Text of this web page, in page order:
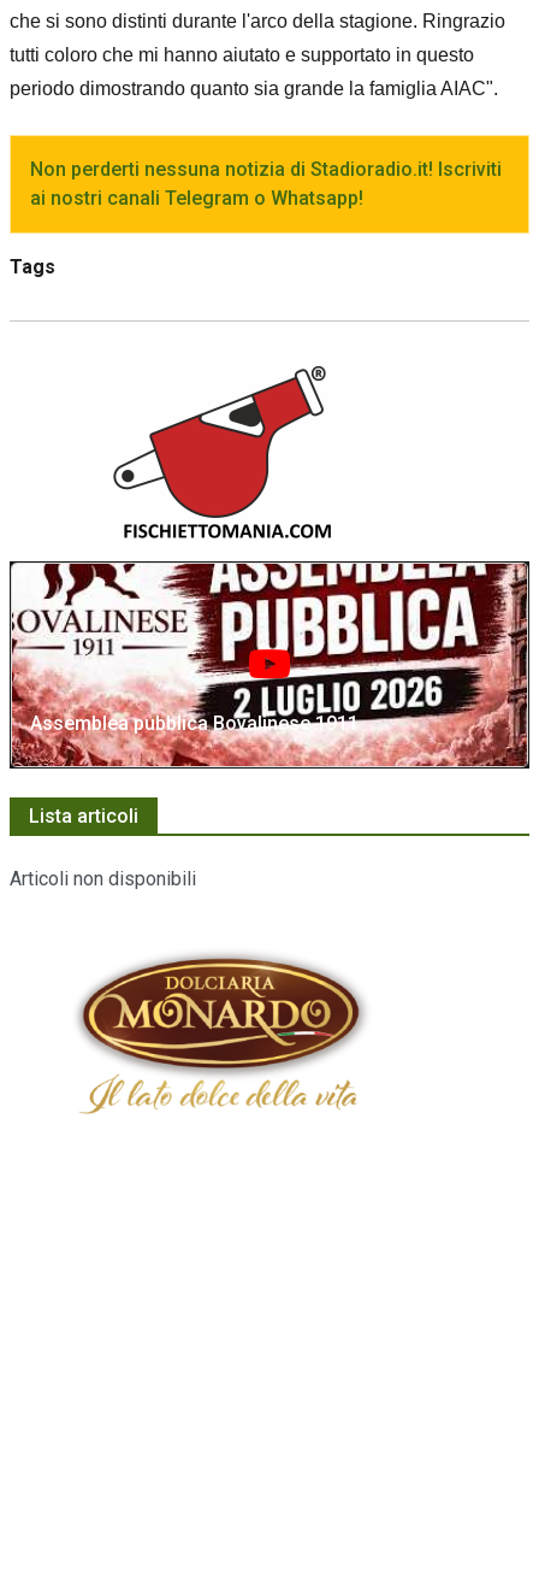
che si sono distinti durante l'arco della stagione. Ringrazio
tutti coloro che mi hanno aiutato e supportato in questo
periodo dimostrando quanto sia grande la famiglia AIAC".
Non perderti nessuna notizia di Stadioradio.it! Iscriviti
ai nostri canali Telegram o Whatsapp!
Tags
Assemblea pubblica Bovalinese 1911
Lista articoli
Articoli non disponibili